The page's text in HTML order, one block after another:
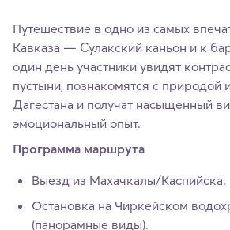
Путешествие в одно из самых
Кавказа — Сулакский каньон и к
один день участники увидят
пустыни, познакомятся с природой
Дагестана и получат насыщенный
эмоциональный опыт.
Программа маршрута
Выезд из Махачкалы/Каспийска.
Остановка на Чиркейском
(панорамные виды).